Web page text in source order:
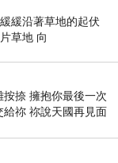
只有我們真
緩沿著草地的起伏
草地 向
捺 擁抱你最後一次
祢 祢說天國再見面